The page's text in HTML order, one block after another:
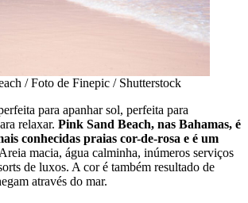
/ Foto de Finepic / Shutterstock
para apanhar sol, perfeita para
relaxar. Pink Sand Beach, nas Bahamas, é
conhecidas praias cor-de-rosa e é um
Areia macia, água calminha, inúmeros serviços
de luxos. A cor é também resultado de
através do mar.